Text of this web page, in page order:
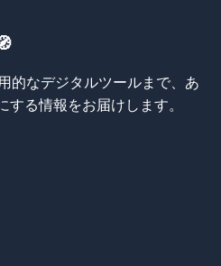
的なデジタルツールまで、あ
る情報をお届けします。